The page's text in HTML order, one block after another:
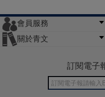
會員服務
會員辦法
客服信箱
隱私條款
網站導覽關於青文
訂閱電子